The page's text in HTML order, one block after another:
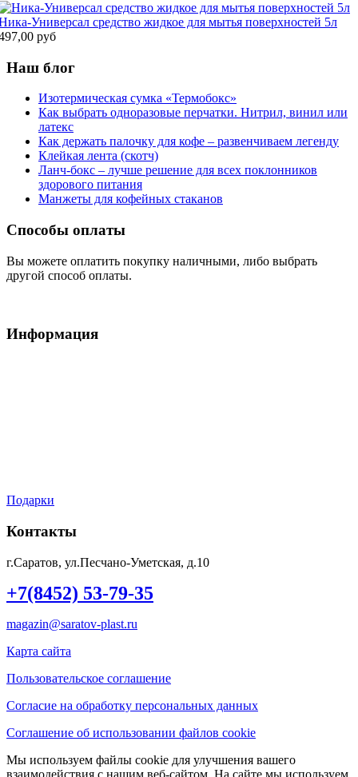
Универсал средство жидкое для мытья поверхностей 5л
руб
Наш блог
Изотермическая сумка «Термобокс»
Как выбрать одноразовые перчатки. Нитрил, винил или
латекс
Как держать палочку для кофе – развенчиваем легенду
Клейкая лента (скотч)
Ланч-бокс – лучше решение для всех поклонников
здорового питания
Манжеты для кофейных стаканов
Способы оплаты
Вы можете оплатить покупку наличными, либо выбрать
другой способ оплаты.
Информация
Подарки
Контакты
г.Саратов, ул.Песчано-Уметская, д.10
+7(8452) 53-79-35
magazin@saratov-plast.ru
Карта сайта
Пользовательское соглашение
Согласие на обработку персональных данных
Соглашение об использовании файлов cookie
Мы используем файлы cookie для улучшения вашего
взаимодействия с нашим веб-сайтом. На сайте мы используем